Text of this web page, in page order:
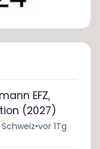
EFZ,
(2027)
•vor 1Tg